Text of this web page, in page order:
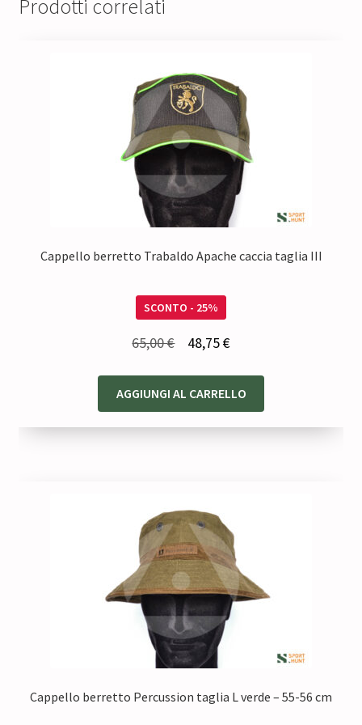
Prodotti correlati
Cappello berretto Trabaldo Apache caccia taglia III
SCONTO - 25%
65,00€
originale
era:
48,75€Il
attuale
è:
AGGIUNGI AL CARRELLO
Cappello berretto Percussion taglia L verde – 55-56 cm